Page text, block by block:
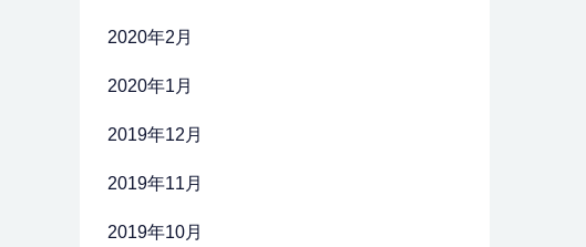
2020年2月
2020年1月
2019年12月
2019年11月
2019年10月